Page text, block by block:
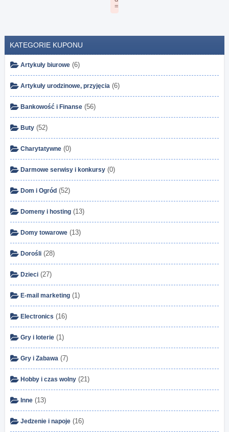
KATEGORIE KUPONU
Artykuły biurowe (6)
Artykuły urodzinowe, przyjęcia (6)
Bankowość i Finanse (56)
Buty (52)
Charytatywne (0)
Darmowe serwisy i konkursy (0)
Dom i Ogród (52)
Domeny i hosting (13)
Domy towarowe (13)
Dorośli (28)
Dzieci (27)
E-mail marketing (1)
Electronics (16)
Gry i loterie (1)
Gry i Zabawa (7)
Hobby i czas wolny (21)
Inne (13)
Jedzenie i napoje (16)